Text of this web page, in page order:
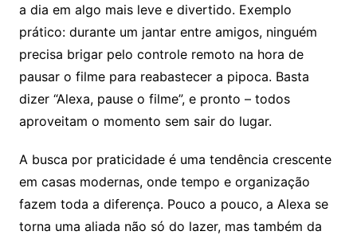
a dia em algo mais leve e divertido. Exemplo
prático: durante um jantar entre amigos, ninguém
precisa brigar pelo controle remoto na hora de
pausar o filme para reabastecer a pipoca. Basta
dizer “Alexa, pause o filme”, e pronto – todos
aproveitam o momento sem sair do lugar.
A busca por praticidade é uma tendência crescente
em casas modernas, onde tempo e organização
fazem toda a diferença. Pouco a pouco, a Alexa se
torna uma aliada não só do lazer, mas também da